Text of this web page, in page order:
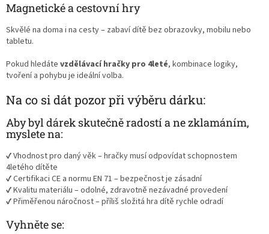
Magnetické a cestovní hry
Skvělé na doma i na cesty – zabaví dítě bez obrazovky, mobilu nebo
tabletu.
Pokud hledáte vzdělávací hračky pro 4leté, kombinace logiky,
tvoření a pohybu je ideální volba.
Na co si dát pozor při výběru dárku:
Aby byl dárek skutečně radostí a ne zklamáním,
myslete na:
✔ Vhodnost pro daný věk – hračky musí odpovídat schopnostem
4letého dítěte
✔ Certifikaci CE a normu EN 71 – bezpečnost je zásadní
✔ Kvalitu materiálu – odolné, zdravotně nezávadné provedení
✔ Přiměřenou náročnost – příliš složitá hra dítě rychle odradí
Vyhněte se: